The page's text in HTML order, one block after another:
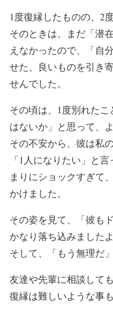
1度復縁したものの、2
そのときは、まだ「潜
えなかったので、「自
せた、良いものを引き
せんでした。
その頃は、1度別れた
はないか」と思って、
その不安から、彼は私
「1人になりたい」と
まりにショックすぎて
かけました。
その姿を見て、「彼も
かなり落ち込みましたよ
そして、「もう無理だ
友達や先輩に相談して
復縁は難しいような事